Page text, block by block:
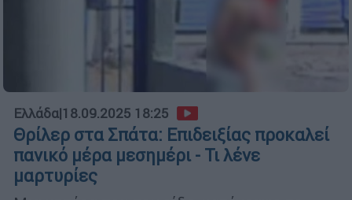
Ελλάδα|18.09.2025 18:25
Θρίλερ στα Σπάτα: Επιδειξίας προκαλεί
πανικό μέρα μεσημέρι - Τι λένε
μαρτυρίες